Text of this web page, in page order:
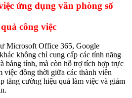
ứng dụng văn phòng số
công việc
Microsoft Office 365, Google
không chỉ cung cấp các tính năng
bảng tính, mà còn hỗ trợ tích hợp trực
việc đồng thời giữa các thành viên
tăng cường hiệu quả làm việc và giảm